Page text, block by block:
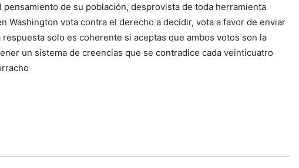
de su población, desprovista de toda herramienta
Washington vota contra el derecho a decidir, vota a favor de enviar
solo es coherente si aceptas que ambos votos son la
un sistema de creencias que se contradice cada veinticuatro